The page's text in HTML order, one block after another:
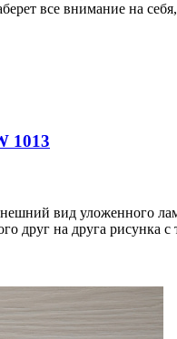
все внимание на
1013
вид уложенного
друг на друга